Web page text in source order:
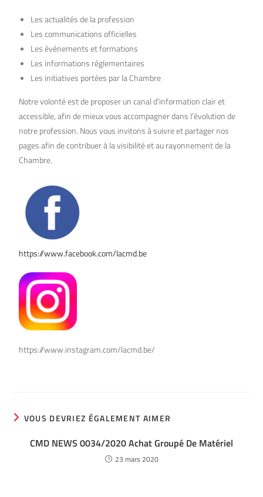
Les actualités de la profession
Les communications officielles
Les événements et formations
Les informations réglementaires
Les initiatives portées par la Chambre
Notre volonté est de proposer un canal d’information clair et
accessible, afin de mieux vous accompagner dans l’évolution de
notre profession. Nous vous invitons à suivre et partager nos
pages afin de contribuer à la visibilité et au rayonnement de la
Chambre. ­
https://www.facebook.com/lacmd.be
https://www.instagram.com/lacmd.be/ ­
VOUS DEVRIEZ ÉGALEMENT AIMER
CMD NEWS 0034/2020 Achat Groupé De Matériel
23 mars 2020